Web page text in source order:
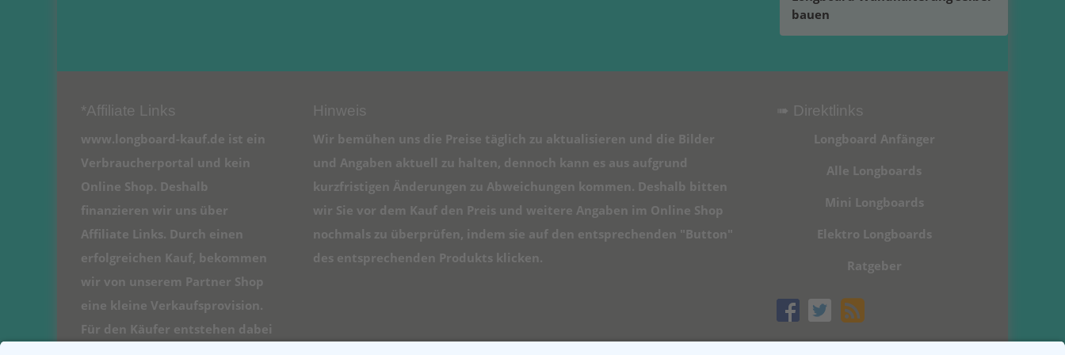
bauen
*Affiliate Links
www.longboard-kauf.de ist ein
Verbraucherportal und kein
Online Shop. Deshalb
finanzieren wir uns über
Affiliate Links. Durch einen
erfolgreichen Kauf, bekommen
wir von unserem Partner Shop
eine kleine Verkaufsprovision.
Für den Käufer entstehen dabei
Hinweis
Wir bemühen uns die Preise täglich zu aktualisieren und die Bilder
und Angaben aktuell zu halten, dennoch kann es aus aufgrund
kurzfristigen Änderungen zu Abweichungen kommen. Deshalb bitten
wir Sie vor dem Kauf den Preis und weitere Angaben im Online Shop
nochmals zu überprüfen, indem sie auf den entsprechenden "Button"
des entsprechenden Produkts klicken.
➠ Direktlinks
Longboard Anfänger
Alle Longboards
Mini Longboards
Elektro Longboards
Ratgeber